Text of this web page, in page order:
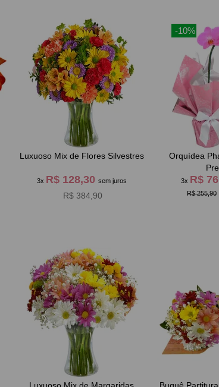
Luxuoso Mix de Flores Silvestres
3x R$ 128,30 sem juros
R$ 384,90
-10%
Orquídea
3x R$
R$ 255,90